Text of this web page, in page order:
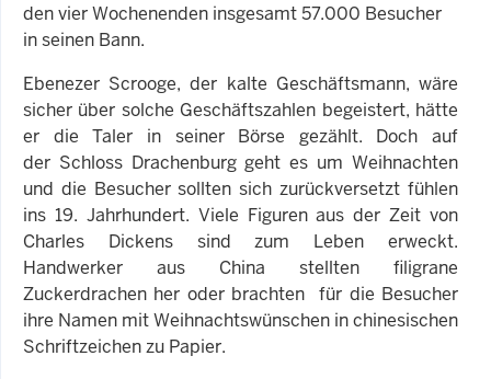
den vier Wochenenden insgesamt 57.000 Besucher
in seinen Bann.
Ebenezer Scrooge, der kalte Geschäftsmann, wäre
sicher über solche Geschäftszahlen begeistert, hätte
er die Taler in seiner Börse gezählt. Doch auf
der Schloss Drachenburg geht es um Weihnachten
und die Besucher sollten sich zurückversetzt fühlen
ins 19. Jahrhundert. Viele Figuren aus der Zeit von
Charles Dickens sind zum Leben erweckt.
Handwerker aus China stellten filigrane
Zuckerdrachen her oder brachten für die Besucher
ihre Namen mit Weihnachtswünschen in chinesischen
Schriftzeichen zu Papier.